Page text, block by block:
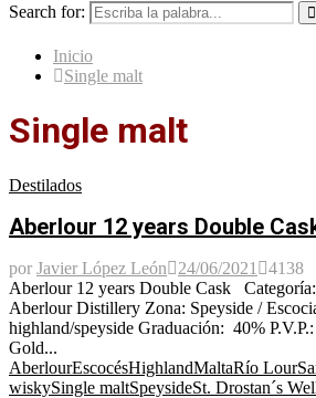
Search for:
Inicio
Single malt
Single malt
Destilados
Aberlour 12 years Double
por Javier López León 24/06/2021
4138
Aberlour 12 years Double Cask
Aberlour Distillery Zona: Speyside /
highland/speyside Graduación: 40%
Gold...
AberlourEscocésHighlandMaltaRío Lour
wiskySingle maltSpeysideSt. Drostan´s